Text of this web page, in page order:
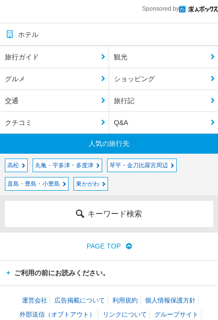
Sponsored by
ホテル
旅行ガイド 観光
グルメ ショッピング
交通 旅行記
クチコミ Q&A
人気の旅行先
高松 丸亀・宇多津・多度津 琴平・金刀比羅宮周辺
直島・豊島・小豊島 東かがわ
キーワード検索
PAGE TOP
ご利用の前にお読みください。
運営会社 広告掲載について 利用規約
個人情報保護方針
外部送信（オプトアウト）
リンクについて グループサイト